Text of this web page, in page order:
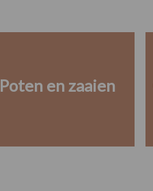
Poten en zaaien